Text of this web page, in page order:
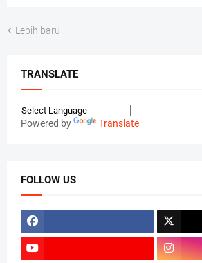
Lebih baru
TRANSLATE
Powered by Translate
FOLLOW US